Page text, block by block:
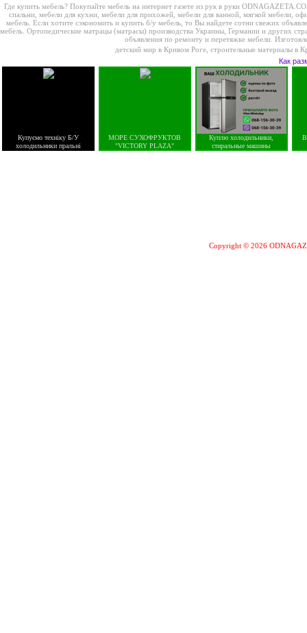
Где купить мебель? Покупайте мебель на интернет газете из рук в руки
спальни, мебели для кухни, мебели для прихожей, мебели для ванной, мягкой мебели,
мебель. Если хотите сэкономить и купить б/у мебель, то Вы найдете сотни свежих
мебель. Ортопедические матрацы (матрасы) производства Украины, Германии и других
объявления по ремонту и перетяжке мебели.
детский мир в Кривом Роге строительные материалы в
Как
Купуємо техніку Б/У
холодильники пральні
МОРЕ СУХОФРУКТОВ
"VICTORY PLAZA"
Куплю холодильники,
стиральные машины
Copyright © 2026